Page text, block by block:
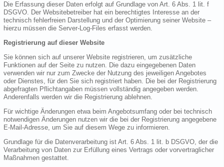
Die Erfassung dieser Daten erfolgt auf Grundlage von Art. 6 Abs. 1 lit. f
DSGVO. Der Websitebetreiber hat ein berechtigtes Interesse an der
technisch fehlerfreien Darstellung und der Optimierung seiner Website –
hierzu müssen die Server-Log-Files erfasst werden.
Registrierung auf dieser Website
Sie können sich auf unserer Website registrieren, um zusätzliche
Funktionen auf der Seite zu nutzen. Die dazu eingegebenen Daten
verwenden wir nur zum Zwecke der Nutzung des jeweiligen Angebotes
oder Dienstes, für den Sie sich registriert haben. Die bei der Registrierung
abgefragten Pflichtangaben müssen vollständig angegeben werden.
Anderenfalls werden wir die Registrierung ablehnen.
Für wichtige Änderungen etwa beim Angebotsumfang oder bei technisch
notwendigen Änderungen nutzen wir die bei der Registrierung angegebene
E-Mail-Adresse, um Sie auf diesem Wege zu informieren.
Grundlage für die Datenverarbeitung ist Art. 6 Abs. 1 lit. b DSGVO, der die
Verarbeitung von Daten zur Erfüllung eines Vertrags oder vorvertraglicher
Maßnahmen gestattet.